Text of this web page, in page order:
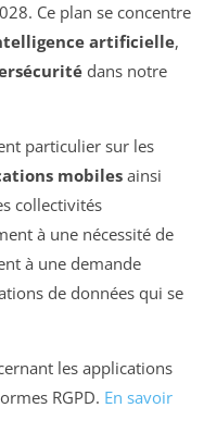
Ce plan se concentre
artificielle,
dans notre
particulier sur les
mobiles ainsi
collectivités
à une nécessité de
à une demande
de données qui se
les applications
RGPD. En savoir